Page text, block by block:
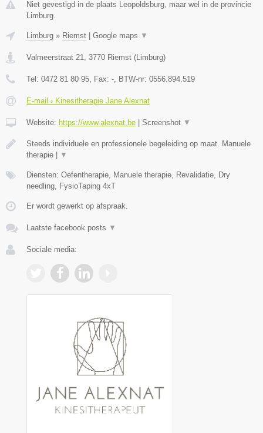
Niet gevestigd in de plaats Leopoldsburg, maar wel in de provincie
Limburg.
Limburg » Riemst Google maps ▼
Valmeerstraat 21 3770 Riemst ( Limburg)
Tel: 0472 81 80 95 , Fax: - , BTW-nr: 0556.894.519
E-mail › Kinesitherapie Jane Alexnat
Website: https://www.alexnat.be Screenshot ▼
Steeds individuele en professionele begeleiding op maat. Manuele
therapie |
▼
Diensten: Oefentherapie, Manuele therapie, Revalidatie, Dry
needling, FysioTaping 4xT
Er wordt gewerkt op afspraak.
Laatste facebook posts ▼
Sociale media: